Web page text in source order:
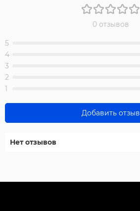
0 отзывов
5
4
3
2
1
Добавить отзыв
Нет отзывов